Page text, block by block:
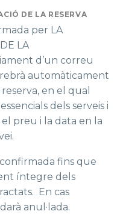
DE LA RESERVA
per LA
LA
d’un correu
automàticament
en el qual
dels serveis i
preu i la data en la
fins que
íntegre dels
En cas
anul·lada.